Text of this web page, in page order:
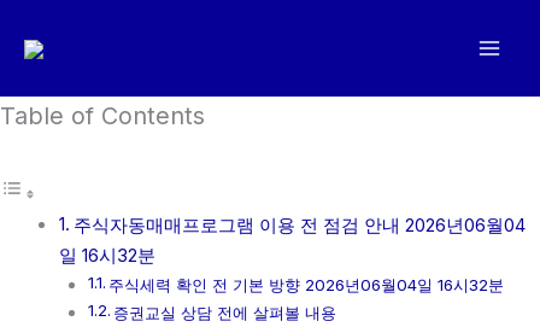
로
너
Table of Contents
주식자동매매프로그램 이용 전 점검 안내 2026년06월04
일 16시32분
주식세력 확인 전 기본 방향 2026년06월04일 16시32분
증권교실 상담 전에 살펴볼 내용